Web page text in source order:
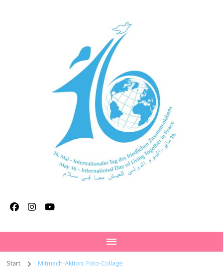
Internationaler Tag
Zusammenlebens
Start Mitmach-Aktion: Foto-Collage